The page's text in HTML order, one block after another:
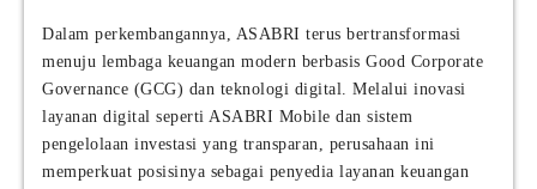
Dalam perkembangannya, ASABRI terus bertransformasi
menuju lembaga keuangan modern berbasis Good Corporate
Governance (GCG) dan teknologi digital. Melalui inovasi
layanan digital seperti ASABRI Mobile dan sistem
pengelolaan investasi yang transparan, perusahaan ini
memperkuat posisinya sebagai penyedia layanan keuangan